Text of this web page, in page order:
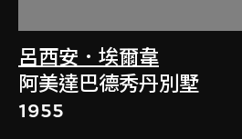
呂西安．埃爾韋
阿美達巴德秀丹別墅
1955